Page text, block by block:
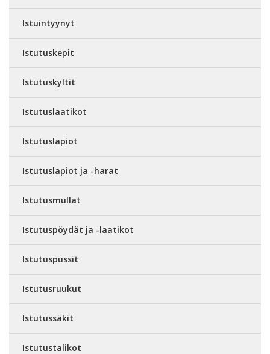
Istuintyynyt
Istutuskepit
Istutuskyltit
Istutuslaatikot
Istutuslapiot
Istutuslapiot ja -harat
Istutusmullat
Istutuspöydät ja -laatikot
Istutuspussit
Istutusruukut
Istutussäkit
Istutustalikot